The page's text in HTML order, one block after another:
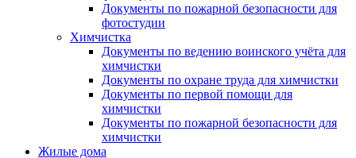
Документы по пожарной безопасности для
фотостудии
Химчистка
Документы по ведению воинского учёта для
химчистки
Документы по охране труда для химчистки
Документы по первой помощи для
химчистки
Документы по пожарной безопасности для
химчистки
Жилые дома